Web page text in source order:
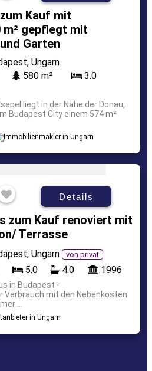
Kauf mit
m² gepflegt mit
Garten
Ungarn
580 m²
3.0
liegt in der Nähe der Donau,
Budapest City einem 574 m²
Details
zum Kauf renoviert mit
Terrasse
Ungarn von privat
5.0 4.0 1996
in Budapest -
mit den Nebenkosten
...